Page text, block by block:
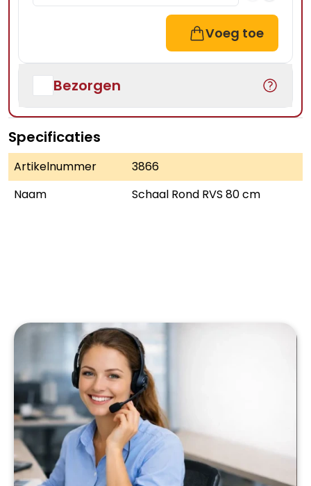
Voeg toe
Bezorgen
Specificaties
Artikelnummer
3866
Naam
Schaal Rond RVS 80 cm